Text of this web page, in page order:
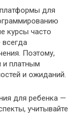
для
курсы часто
Поэтому,
платным
и ожиданий.
для ребенка —
учитывайте